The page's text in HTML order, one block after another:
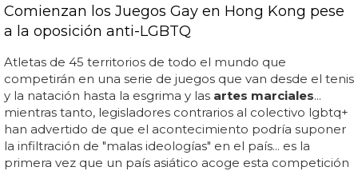
Comienzan los Juegos Gay en Hong Kong pese
a la oposición anti-LGBTQ
Atletas de 45 territorios de todo el mundo que
competirán en una serie de juegos que van desde el tenis
y la natación hasta la esgrima y las artes marciales...
mientras tanto, legisladores contrarios al colectivo lgbtq+
han advertido de que el acontecimiento podría suponer
la infiltración de "malas ideologías" en el país... es la
primera vez que un país asiático acoge esta competición